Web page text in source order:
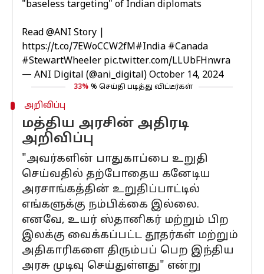
"baseless targeting" of Indian diplomats
Read @ANI Story |
https://t.co/7EWoCCW2fM#India #Canada
#StewartWheeler pic.twitter.com/LLUbFHnwra
— ANI Digital (@ani_digital) October 14, 2024
33% % செய்தி படித்து விட்டீர்கள்
அறிவிப்பு
மத்திய அரசின் அதிரடி
அறிவிப்பு
"அவர்களின் பாதுகாப்பை உறுதி
செய்வதில் தற்போதைய கனேடிய
அரசாங்கத்தின் உறுதிப்பாட்டில்
எங்களுக்கு நம்பிக்கை இல்லை.
எனவே, உயர் ஸ்தானிகர் மற்றும் பிற
இலக்கு வைக்கப்பட்ட தூதர்கள் மற்றும்
அதிகாரிகளை திரும்பப் பெற இந்திய
அரசு முடிவு செய்துள்ளது" என்று